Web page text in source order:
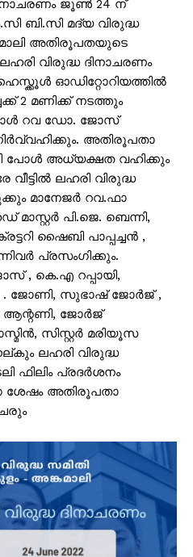
ജൂൺ 24 ന്
ബി.സി മദ്യ വിരുദ്ധ
അതിരൂപതയുടെ
വിരുദ്ധ ദിനാചരണം
ഓഡിറ്റോറിയത്തിൽ
2 മണിക്ക് നടത്തും
റവ ഡോ. ജോസ്
അതിരൂപതാ
പോൾ അധ്യക്ഷത വഹിക്കും
ലഹരി വിരുദ്ധ
മാനേജർ റവ.ഫാ
പി.ജെ. ബെന്നി,
ഷൈബി പാപ്പച്ചൻ ,
പ്രസംഗിക്കും.
, കെ.എ റപ്പായി,
. ജോണി, സുഭാഷ് ജോർജ് ,
ജോർജ്
സിസ്റ്റർ മരിയൂസ
ലഹരി വിരുദ്ധ
ഫിലിം പ്രദർശനം
ശേഷം അതിരൂപതാ